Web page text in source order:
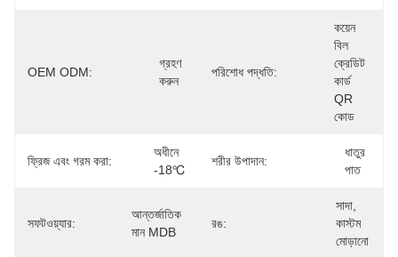
OEM ODM:
গ্রহণ
করুন
পরিশোধ পদ্ধতি:
কয়েন
বিল
ক্রেডিট
কার্ড
QR
কোড
ফ্রিজ এবং গরম করা:
অধীনে
-18℃
শরীর উপাদান:
ধাতুর
পাত
সফটওয়্যার:
আন্তর্জাতিক
মান MDB
রঙ:
সাদা,
কাস্টম
মোড়ানো